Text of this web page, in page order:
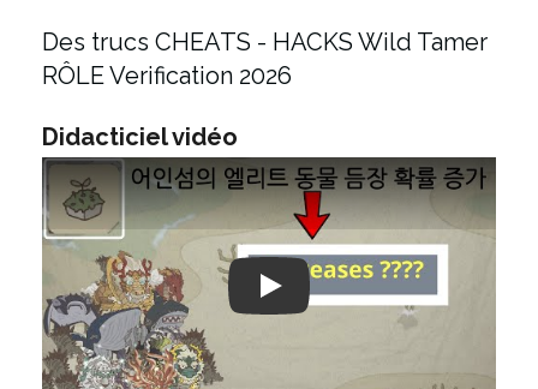
Des trucs CHEATS - HACKS Wild Tamer
RÔLE Verification 2026
Didacticiel vidéo
Play: Keynote (Google I/O '18)